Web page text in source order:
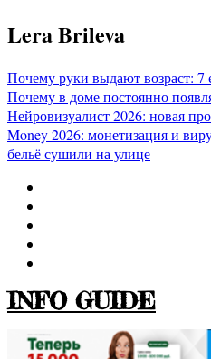
Перейти
к
Lera Brileva
Почему руки выдают возраст:
Почему в доме постоянно
Нейровизуалист 2026: новая
Money 2026: монетизация и
бельё сушили на улице
INFO GUIDE